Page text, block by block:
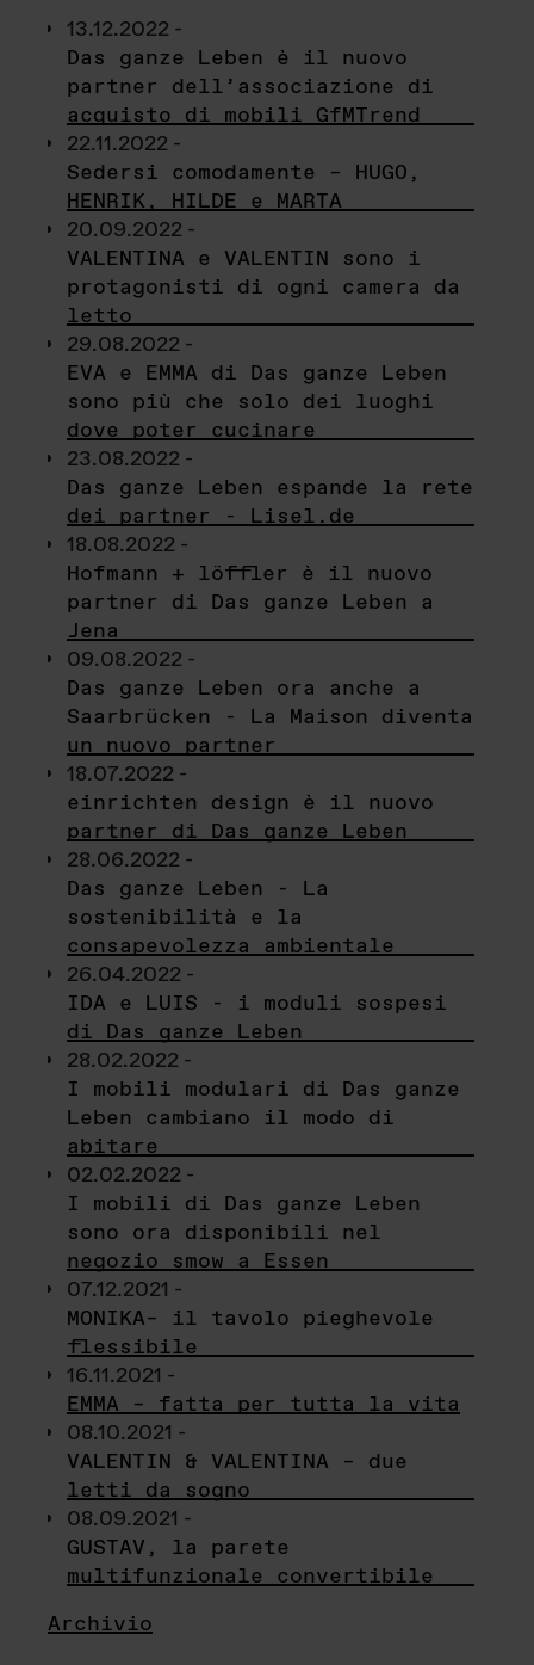
13.12.2022 -
Das ganze Leben è il nuovo
partner dell’associazione di
acquisto di mobili GfMTrend
22.11.2022 -
Sedersi comodamente – HUGO,
HENRIK, HILDE e MARTA
20.09.2022 -
VALENTINA e VALENTIN sono i
protagonisti di ogni camera da
letto
29.08.2022 -
EVA e EMMA di Das ganze Leben
sono più che solo dei luoghi
dove poter cucinare
23.08.2022 -
Das ganze Leben espande la rete
dei partner - Lisel.de
18.08.2022 -
Hofmann + löffler è il nuovo
partner di Das ganze Leben a
Jena
09.08.2022 -
Das ganze Leben ora anche a
Saarbrücken - La Maison diventa
un nuovo partner
18.07.2022 -
einrichten design è il nuovo
partner di Das ganze Leben
28.06.2022 -
Das ganze Leben - La
sostenibilità e la
consapevolezza ambientale
26.04.2022 -
IDA e LUIS - i moduli sospesi
di Das ganze Leben
28.02.2022 -
I mobili modulari di Das ganze
Leben cambiano il modo di
abitare
02.02.2022 -
I mobili di Das ganze Leben
sono ora disponibili nel
negozio smow a Essen
07.12.2021 -
MONIKA– il tavolo pieghevole
flessibile
16.11.2021 -
EMMA – fatta per tutta la vita
08.10.2021 -
VALENTIN & VALENTINA – due
letti da sogno
08.09.2021 -
GUSTAV, la parete
multifunzionale convertibile
Archivio